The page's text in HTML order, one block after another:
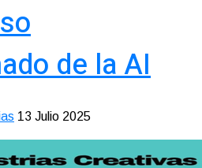
de la AI
13 Julio 2025